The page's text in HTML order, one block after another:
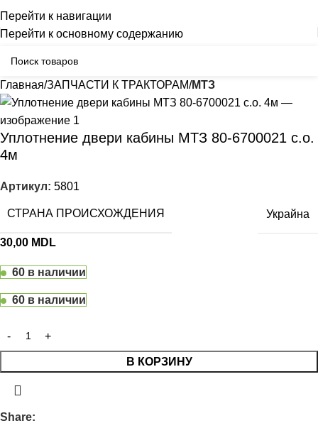
Перейти к навигации
Перейти к основному содержанию
Главная ЗАПЧАСТИ К ТРАКТОРАМ МТЗ
Уплотнение двери кабины МТЗ 80-6700021 с.о.
4м
Артикул: 5801
СТРАНА ПРОИСХОЖДЕНИЯ Украйна
30,00 MDL
60 в наличии
60 в наличии
В КОРЗИНУ
Share: